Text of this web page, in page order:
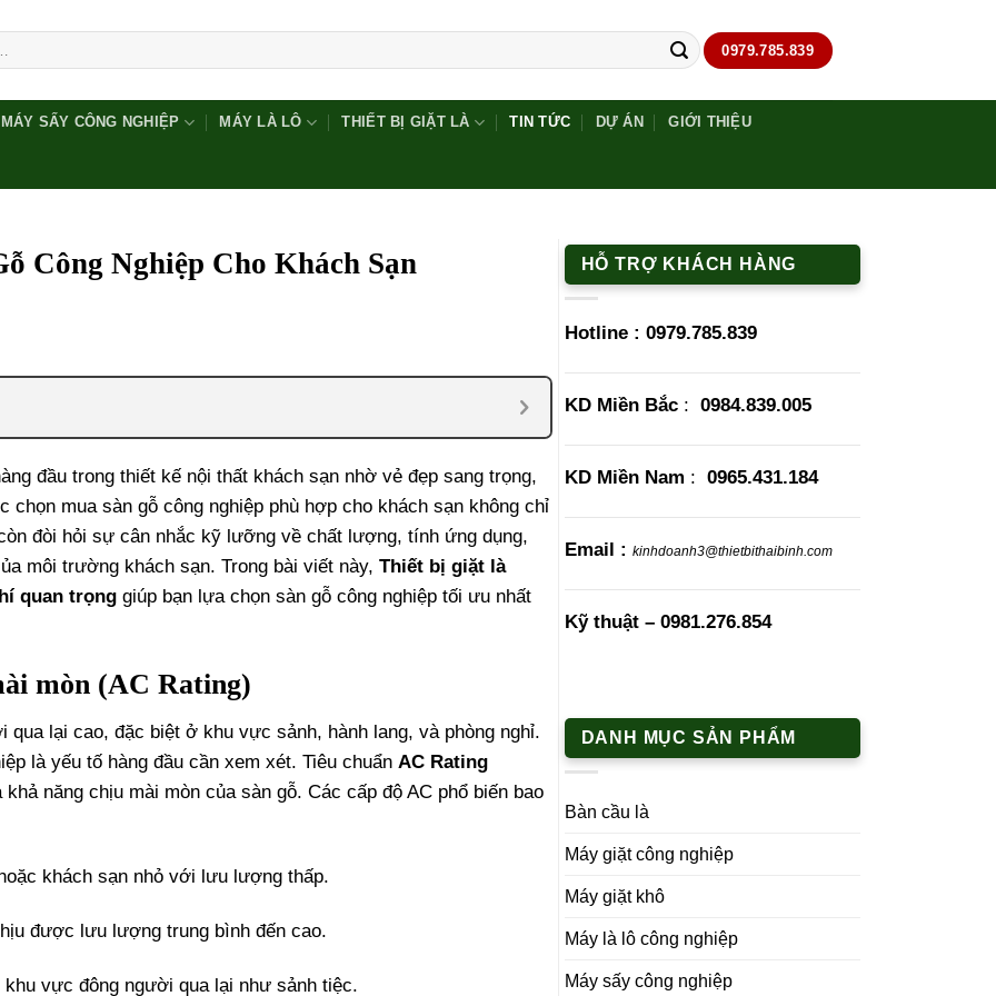
0979.785.839
MÁY SẤY CÔNG NGHIỆP MÁY LÀ LÔ THIẾT BỊ GIẶT LÀ TIN TỨC DỰ ÁN GIỚI THIỆU
Công Nghiệp Cho Khách Sạn
đầu trong thiết kế nội thất khách sạn nhờ vẻ đẹp sang trọng,
mua sàn gỗ công nghiệp phù hợp cho khách sạn không chỉ
đòi hỏi sự cân nhắc kỹ lưỡng về chất lượng, tính ứng dụng,
môi trường khách sạn. Trong bài viết này, Thiết bị giặt là
quan trọng giúp bạn lựa chọn sàn gỗ công nghiệp tối ưu nhất
mòn (AC Rating)
lại cao, đặc biệt ở khu vực sảnh, hành lang, và phòng nghỉ.
là yếu tố hàng đầu cần xem xét. Tiêu chuẩn AC Rating
năng chịu mài mòn của sàn gỗ. Các cấp độ AC phổ biến bao
khách sạn nhỏ với lưu lượng thấp.
được lưu lượng trung bình đến cao.
vực đông người qua lại như sảnh tiệc.
HỖ TRỢ KHÁCH HÀNG
Hotline : 0979.785.839
KD Miền Bắc: 0984.839.005
KD Miền Nam : 0965.431.184
Email : kinhdoanh3@thietbithaibinh.com
Kỹ thuật – 0981.276.854
DANH MỤC SẢN PHẨM
Bàn cầu là
Máy giặt công nghiệp
Máy giặt khô
Máy là lô công nghiệp
Máy sấy công nghiệp